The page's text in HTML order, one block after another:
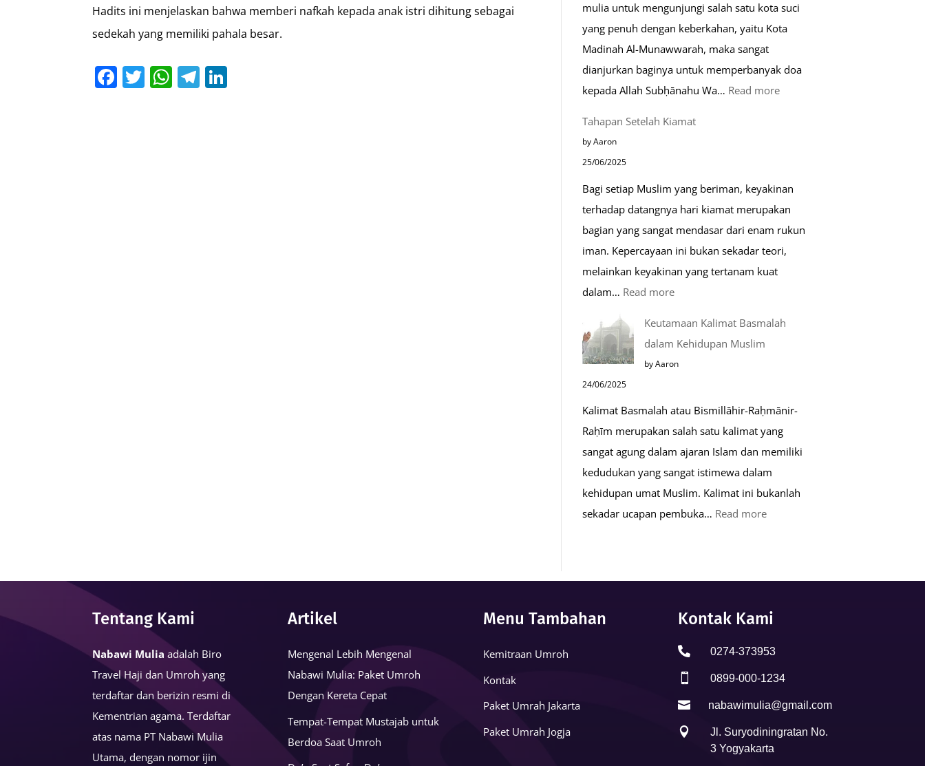
Hadits ini menjelaskan bahwa memberi nafkah kepada anak istri dihitung sebagai
sedekah yang memiliki pahala besar.
Facebook
Twitter
WhatsApp
Telegram
Eropa
mulia untuk mengunjungi salah satu kota suci
yang penuh dengan keberkahan, yaitu Kota
Madinah Al-Munawwarah, maka sangat
dianjurkan baginya untuk memperbanyak doa
kepada Allah Subḥānahu Wa… Read more:
Tahapan Setelah Kiamat
by Aaron
25/06/2025
Bagi setiap Muslim yang beriman, keyakinan
terhadap datangnya hari kiamat merupakan
bagian yang sangat mendasar dari enam rukun
iman. Kepercayaan ini bukan sekadar teori,
melainkan keyakinan yang tertanam kuat
dalam… Read more:
Keutamaan Kalimat Basmalah
dalam Kehidupan Muslim
by Aaron
24/06/2025
Kalimat Basmalah atau Bismillāhir-Raḥmānir-
Raḥīm merupakan salah satu kalimat yang
sangat agung dalam ajaran Islam dan memiliki
kedudukan yang sangat istimewa dalam
kehidupan umat Muslim. Kalimat ini bukanlah
sekadar ucapan pembuka… Read more:
Kehidupan
Tentang Kami
Nabawi Mulia adalah Biro
Travel Haji dan Umroh yang
terdaftar dan berizin resmi di
Kementrian agama. Terdaftar
atas nama PT Nabawi Mulia
Utama, dengan nomor ijin
Artikel
Mengenal Lebih Mengenal
Nabawi Mulia: Paket Umroh
Dengan Kereta Cepat
Tempat-Tempat Mustajab untuk
Berdoa Saat Umroh
Menu Tambahan
Kemitraan Umroh
Kontak
Paket Umrah Jakarta
Paket Umrah Jogja
Kontak Kami
 0274-373953
 0899-000-1234
 nabawimulia@gmail.com

Jl. Suryodiningratan No.
3 Yogyakarta